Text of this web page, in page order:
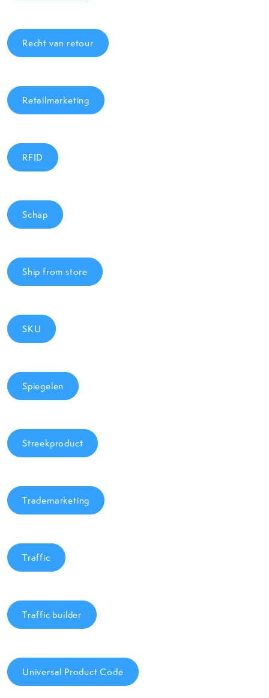
Recht van retour
Retailmarketing
RFID
Schap
Ship from store
SKU
Spiegelen
Streekproduct
Trademarketing
Traffic
Traffic builder
Universal Product Code